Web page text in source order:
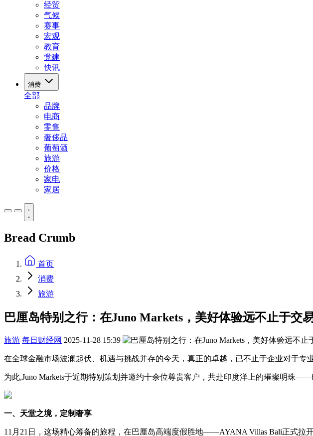
经贸
气候
赛事
宏观
教育
党建
快讯
消费
全部
品牌
电商
零售
奢侈品
葡萄酒
旅游
价格
家电
家居
Bread Crumb
首页
消费
旅游
巴厘岛特别之行：在Juno Markets，美好体验远不止于交
旅游 每日财经网 2025-11-28 15:39
在全球金融市场波澜起伏、机遇与挑战并存的今天，真正的卓越，已不止于企业对于专
为此,Juno Markets于近期特别策划并邀约十余位尊贵客户，共赴印度洋上的璀璨明珠
一、天堂之境，定制奢享
11月21日，这场精心筹备的旅程，在巴厘岛高端度假胜地——AYANA Villas Bali正式拉开